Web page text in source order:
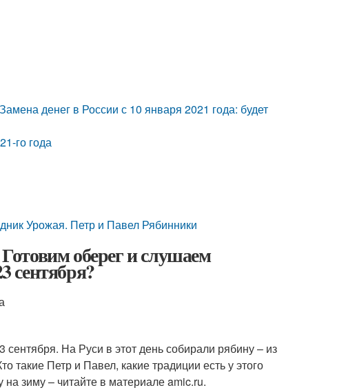
денег в России с 10 января 2021 года: будет
го года
Урожая. Петр и Павел Рябинники
оберег и слушаем
сентября?
сентября. На Руси в этот день собирали рябину – из
такие Петр и Павел, какие традиции есть у этого
зиму – читайте в материале amic.ru.